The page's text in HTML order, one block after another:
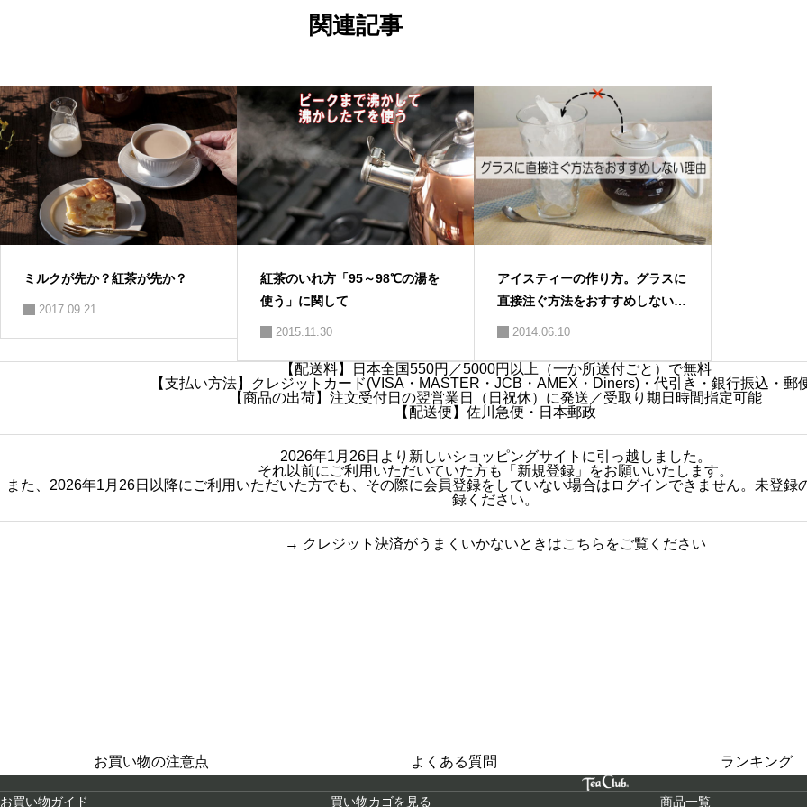
関連記事
ミルクが先か？紅茶が先か？
2017.09.21
紅茶のいれ方「95～98℃の湯を
使う」に関して
2015.11.30
アイスティーの作り方。グラスに
直接注ぐ方法をおすすめしない２
つの理由
2014.06.10
【配送料】日本全国550円／5000円以上（一か所送付ごと）で無料
【支払い方法】クレジットカード(VISA・MASTER・JCB・AMEX・Diners)・代引き・銀行振込・郵
【商品の出荷】注文受付日の翌営業日（日祝休）に発送／受取り期日時間指定可能
【配送便】佐川急便・日本郵政
2026年1月26日より新しいショッピングサイトに引っ越しました。
それ以前にご利用いただいていた方も「新規登録」をお願いいたします。
また、2026年1月26日以降にご利用いただいた方でも、その際に会員登録をしていない場合はログインできません。未登録
録ください。
→ クレジット決済がうまくいかないときはこちらをご覧ください
お買い物の注意点 よくある質問 ランキング
お買い物ガイド 買い物カゴを見る 商品一覧